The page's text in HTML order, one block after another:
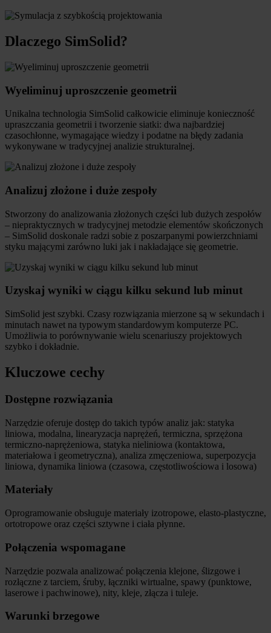
Dlaczego SimSolid?
Wyeliminuj uproszczenie geometrii
Unikalna technologia SimSolid całkowicie eliminuje konieczność
upraszczania geometrii i tworzenie siatki: dwa najbardziej
czasochłonne, wymagające wiedzy i podatne na błędy zadania
wykonywane w tradycyjnej analizie strukturalnej.
Analizuj złożone i duże zespoły
Stworzony do analizowania złożonych części lub dużych zespołów
– niepraktycznych w tradycyjnej metodzie elementów skończonych
– SimSolid doskonale radzi sobie z poszarpanymi powierzchniami
styku mającymi zarówno luki jak i nakładające się geometrie.
Uzyskaj wyniki w ciągu kilku sekund lub minut
SimSolid jest szybki. Czasy rozwiązania mierzone są w sekundach i
minutach nawet na typowym standardowym komputerze PC.
Umożliwia to porównywanie wielu scenariuszy projektowych
szybko i dokładnie.
Kluczowe cechy
Dostępne rozwiązania
Narzędzie oferuje dostęp do takich typów analiz jak: statyka
liniowa, modalna, linearyzacja naprężeń, termiczna, sprzężona
termiczno-naprężeniowa, statyka nieliniowa (kontaktowa,
materiałowa i geometryczna), analiza zmęczeniowa, superpozycja
liniowa, dynamika liniowa (czasowa, częstotliwościowa i losowa)
Materiały
Oprogramowanie obsługuje materiały izotropowe, elasto-plastyczne,
ortotropowe oraz części sztywne i ciała płynne.
Połączenia wspomagane
Narzędzie pozwala analizować połączenia klejone, ślizgowe i
rozłączne z tarciem, śruby, łączniki wirtualne, spawy (punktowe,
laserowe i pachwinowe), nity, kleje, złącza i tuleje.
Warunki brzegowe